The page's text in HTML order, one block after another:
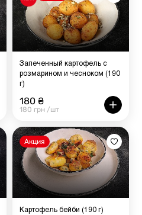
Запеченный картофель с
розмарином и чесноком (190
г)
180 ₴
180 грн /шт
Акция
Картофель бейби (190 г)